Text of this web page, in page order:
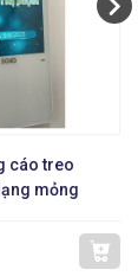
cáo treo
mỏng